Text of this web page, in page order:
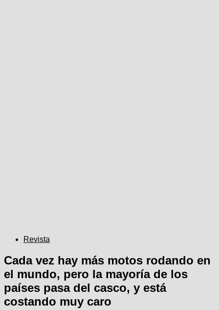
Revista
Cada vez hay más motos rodando en
el mundo, pero la mayoría de los
países pasa del casco, y está
costando muy caro